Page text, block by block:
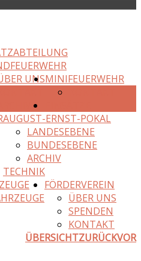
UNSMINIFEUERWEHR
AUGUST-ERNST-POKAL
LANDESEBENE
BUNDESEBENE
ARCHIV
TECHNIK
FÖRDERVEREIN
ÜBER UNS
SPENDEN
KONTAKT
ÜBERSICHTZURÜCKVOR